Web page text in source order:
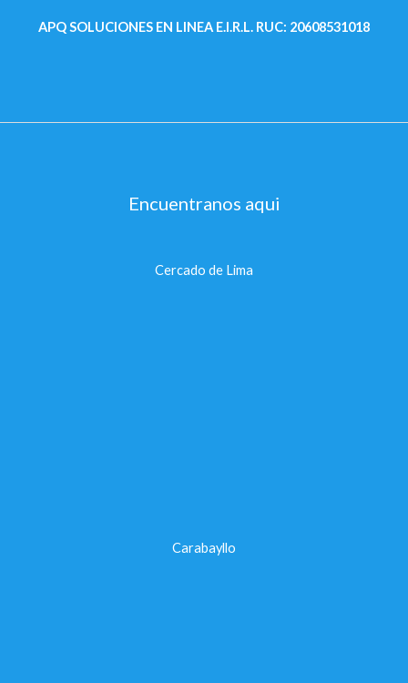
APQ SOLUCIONES EN LINEA E.I.R.L. RUC: 20608531018
Encuentranos aqui
Cercado de Lima
Carabayllo